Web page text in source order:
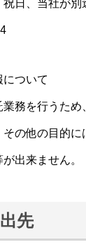
社が別途定
について
務を行うため
の他の目的
出来ません。
先